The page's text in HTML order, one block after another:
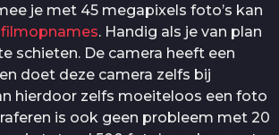
je met 45 megapixels foto’s kan
filmopnames. Handig als je van plan
schieten. De camera heeft een
doet deze camera zelfs bij
hierdoor zelfs moeiteloos een foto
is ook geen probleem met 20